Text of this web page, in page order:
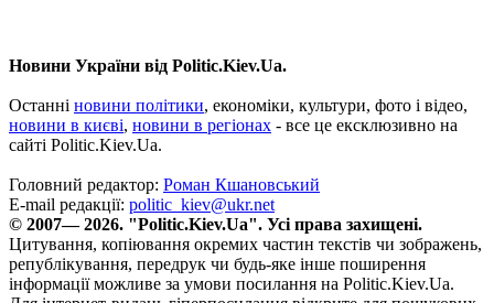
Новини України від Politic.Kiev.Ua.
Останні новини політики, економіки, культури, фото і відео,
новини в києві, новини в регіонах - все це ексклюзивно на
сайті Politic.Kiev.Ua.
Головний редактор: Роман Кшановський
E-mail редакції: politic_kiev@ukr.net
© 2007— 2026. "Politic.Kiev.Ua". Усі права захищені.
Цитування, копіювання окремих частин текстів чи зображень,
републікування, передрук чи будь-яке інше поширення
інформації можливе за умови посилання на Politic.Kiev.Ua.